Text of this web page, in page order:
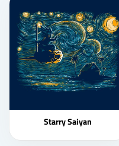
Starry Saiyan